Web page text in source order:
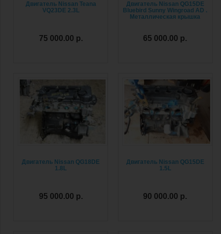
Двигатель Nissan Teana
VQ23DE 2.3L
75 000.00 р.
Двигатель Nissan QG15DE
Bluebird Sunny Wingroad AD .
Металлическая крышка
65 000.00 р.
Двигатель Nissan QG18DE
1.8L
95 000.00 р.
Двигатель Nissan QG15DE
1.5L
90 000.00 р.